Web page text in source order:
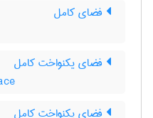
فضای کامل
فضای یکنواخت کامل
فضای یکنواخت کامل